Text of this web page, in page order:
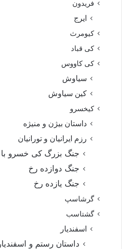
فریدون
ایرج
کیومرث
کی قباد
کی کاووس
سیاوش
کین سیاوش
کیخسرو
داستان بیژن و منیژه
رزم ایرانیان و تورانیان
جنگ بزرگ کی خسرو با
جنگ دوازده رخ
جنگ یازده رخ
گرشاسپ
گشتاسب
اسفندیار
داستان رستم و اسفندیار